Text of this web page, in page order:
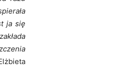
ja się